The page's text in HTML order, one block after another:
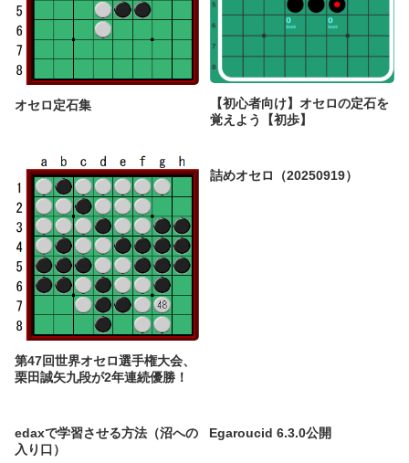
オセロ定石集
【初心者向け】オセロの定石を
覚えよう【初歩】
第47回世界オセロ選手権大会、
栗田誠矢九段が2年連続優勝！
詰めオセロ（20250919）
edaxで学習させる方法（沼への
入り口）
Egaroucid 6.3.0公開